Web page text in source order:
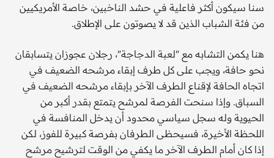
سنا سيكون أكثر فاعلية في حشد الناخبين، خاصة الأمريكيين
من فئة الشباب الذين قد لا يصوتون على الإطلاق.
هنا يكمن التشابه مع "لعبة الدجاجة"، رجلان عجوزان يتسابقان
نحو حافة، ويجب على كل طرف إبقاء مرشحه الضعيف في
اتجاه الحافة لإقناع الطرف الآخر بإبقاء مرشحه الضعيف في
السباق. وإذا سنحت الفرصة لمرشح يتمتع بقدر أكبر من
الحيوية وله سجل سياسي محدود أن يدخل المنافسة في
اللحظة الأخيرة، فسيحظى الطرفان بفرصة كبيرة للفوز، لكن
إذا كان أمام الطرف الآخر ما يكفي من الوقت لترشيح مرشح